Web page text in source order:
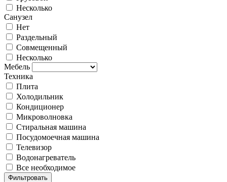
Несколько
Санузел
Нет
Раздельный
Совмещенный
Несколько
Мебель
Техника
Плита
Холодильник
Кондиционер
Микроволновка
Стиральная машина
Посудомоечная машина
Телевизор
Водонагреватель
Все необходимое
Фильтровать